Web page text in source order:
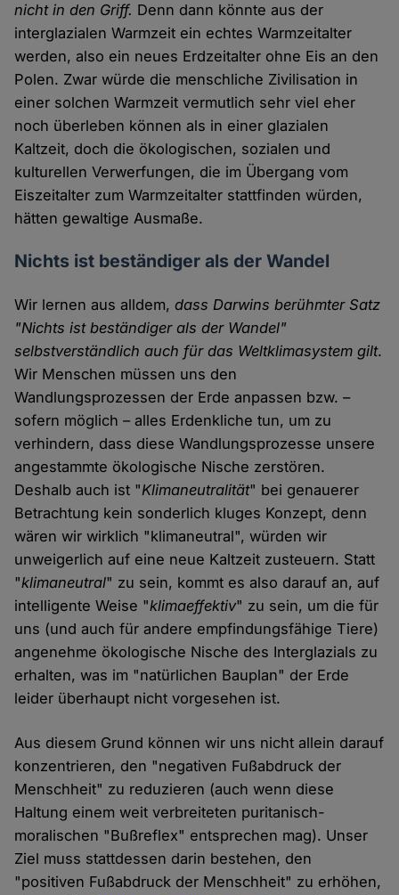
nicht in den Griff. Denn dann könnte aus der
interglazialen Warmzeit ein echtes Warmzeitalter
werden, also ein neues Erdzeitalter ohne Eis an den
Polen. Zwar würde die menschliche Zivilisation in
einer solchen Warmzeit vermutlich sehr viel eher
noch überleben können als in einer glazialen
Kaltzeit, doch die ökologischen, sozialen und
kulturellen Verwerfungen, die im Übergang vom
Eiszeitalter zum Warmzeitalter stattfinden würden,
hätten gewaltige Ausmaße.
Nichts ist beständiger als der Wandel
Wir lernen aus alldem,dass Darwins berühmter Satz
"Nichts ist beständiger als der Wandel"
selbstverständlich auch für das Weltklimasystem gilt.
Wir Menschen müssen uns den
Wandlungsprozessen der Erde anpassen bzw. –
sofern möglich – alles Erdenkliche tun, um zu
verhindern, dass diese Wandlungsprozesse unsere
angestammte ökologische Nische zerstören.
Deshalb auch ist "Klimaneutralität" bei genauerer
Betrachtung kein sonderlich kluges Konzept, denn
wären wir wirklich "klimaneutral", würden wir
unweigerlich auf eine neue Kaltzeit zusteuern. Statt
"klimaneutral" zu sein, kommt es also darauf an, auf
intelligente Weise "klimaeffektiv" zu sein, um die für
uns (und auch für andere empfindungsfähige Tiere)
angenehme ökologische Nische des Interglazials zu
erhalten, was im "natürlichen Bauplan" der Erde
leider überhaupt nicht vorgesehen ist.
Aus diesem Grund können wir uns nicht allein darauf
konzentrieren, den "negativen Fußabdruck der
Menschheit" zu reduzieren (auch wenn diese
Haltung einem weit verbreiteten puritanisch-
moralischen "Bußreflex" entsprechen mag). Unser
Ziel muss stattdessen darin bestehen, den
"positiven Fußabdruck der Menschheit" zu erhöhen,